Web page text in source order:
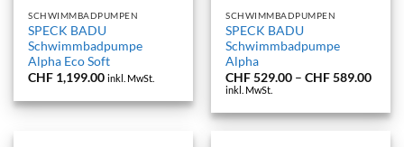
SCHWIMMBADPUMPEN
SPECK BADU
Schwimmbadpumpe
Alpha Eco Soft
CHF 1,199.00 inkl. MwSt.
SCHWIMMBADPUMPEN
SPECK BADU
Schwimmbadpumpe
Alpha
CHF529.00 –CHF589.00
CHF
inkl. MwSt.